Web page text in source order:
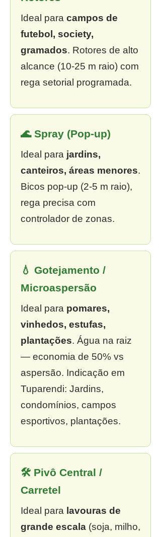
Ideal para campos de
futebol, society,
gramados. Rotores de alto
alcance (10-25 m raio) com
rega setorial programada.
🌊 Spray (Pop-up)
Ideal para jardins,
canteiros, áreas menores.
Bicos pop-up (2-5 m raio),
rega precisa com
controlador de zonas.
💧 Gotejamento /
Microaspersão
Ideal para pomares,
vinhedos, estufas,
plantações. Água na raiz
— economia de 50% vs
aspersão. Indicação em
Tuparendi: Jardins,
condomínios, campos
esportivos, plantações.
🛠 Pivô Central /
Carretel
Ideal para lavouras de
grande escala (soja, milho,